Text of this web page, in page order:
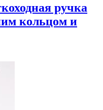
ручка
кольцом и